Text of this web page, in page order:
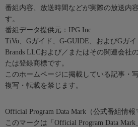
番組内容、放送時間などが実際の放送内
す。
番組データ提供元：IPG Inc.
TiVo、Gガイド、G-GUIDE、およびGガ
Brands LLCおよび／またはその関連会社
たは登録商標です。
このホームページに掲載している記事・
複写・転載を禁じます。
Official Program Data Mark（公式番組情報
このマークは「Official Program Data